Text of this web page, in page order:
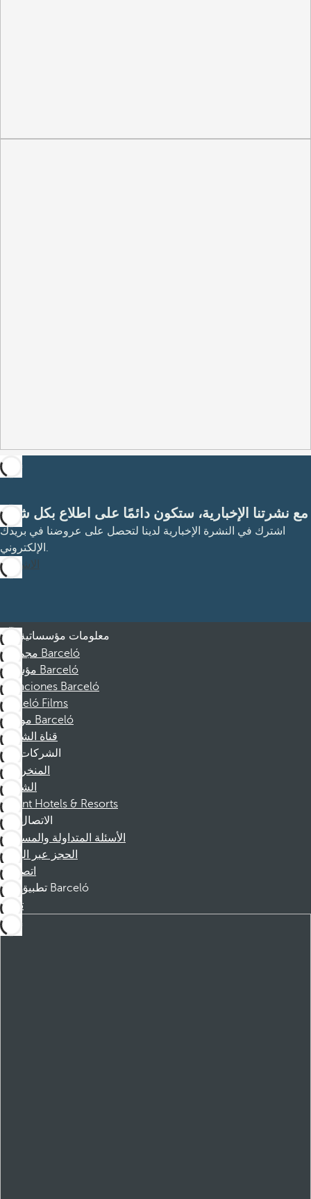
مع نشرتنا الإخبارية، ستكون دائمًا على اطلاع بكل شيء
اشترك في النشرة الإخبارية لدينا لتحصل على عروضنا في بريدك
الإلكتروني.
الاشتراك
معلومات مؤسساتية
مجموعة Barceló
مؤسسة Barceló
Vacaciones Barceló
Barceló Films
موظفو Barceló
قناة الشكوى
الشركات
المنخرطين
الشركاء
Dorint Hotels & Resorts
الاتصال
الأسئلة المتداولة والمساعدة
الحجز عبر الهاتف
اتصل بنا
تطبيق Barceló
تنزيل